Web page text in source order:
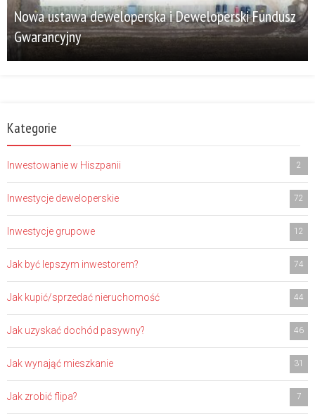
Nowa ustawa deweloperska i Deweloperski Fundusz
Gwarancyjny
Kategorie
Inwestowanie w Hiszpanii 2
Inwestycje deweloperskie 72
Inwestycje grupowe 12
Jak być lepszym inwestorem? 74
Jak kupić/sprzedać nieruchomość 44
Jak uzyskać dochód pasywny? 46
Jak wynająć mieszkanie 31
Jak zrobić flipa? 7